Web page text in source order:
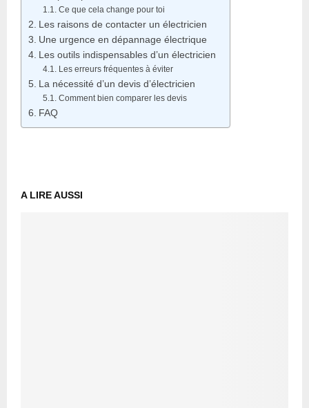
Ce que cela change pour toi
Les raisons de contacter un électricien
Une urgence en dépannage électrique
Les outils indispensables d’un électricien
Les erreurs fréquentes à éviter
La nécessité d’un devis d’électricien
Comment bien comparer les devis
FAQ
A LIRE AUSSI